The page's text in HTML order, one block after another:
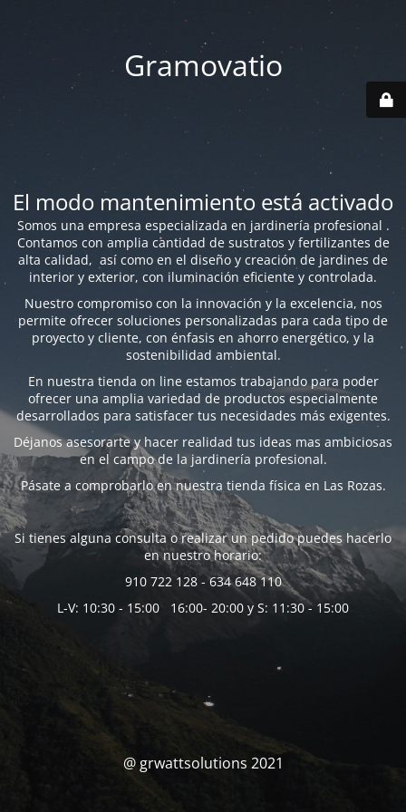
Gramovatio
El modo mantenimiento está activado
Somos una empresa especializada en jardinería profesional .
Contamos con amplia cantidad de sustratos y fertilizantes de
alta calidad, así como en el diseño y creación de jardines de
interior y exterior, con iluminación eficiente y controlada.
Nuestro compromiso con la innovación y la excelencia, nos
permite ofrecer soluciones personalizadas para cada tipo de
proyecto y cliente, con énfasis en ahorro energético, y la
sostenibilidad ambiental.
En nuestra tienda on line estamos trabajando para poder
ofrecer una amplia variedad de productos especialmente
desarrollados para satisfacer tus necesidades más exigentes.
Déjanos asesorarte y hacer realidad tus ideas mas ambiciosas
en el campo de la jardinería profesional.
Pásate a comprobarlo en nuestra tienda física en Las Rozas.
Si tienes alguna consulta o realizar un pedido puedes hacerlo
en nuestro horario:
910 722 128 - 634 648 110
L-V: 10:30 - 15:00 16:00- 20:00 y S: 11:30 - 15:00
@ grwattsolutions 2021